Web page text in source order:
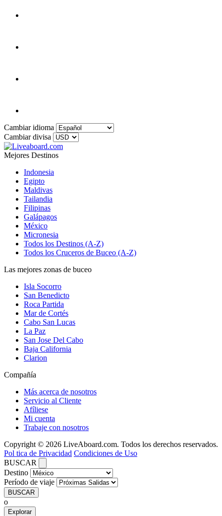
Cambiar idioma
Cambiar divisa
Mejores Destinos
Indonesia
Egipto
Maldivas
Tailandia
Filipinas
Galápagos
México
Micronesia
Todos los Destinos (A-Z)
Todos los Cruceros de Buceo (A-Z)
Las mejores zonas de buceo
Isla Socorro
San Benedicto
Roca Partida
Mar de Cortés
Cabo San Lucas
La Paz
San Jose Del Cabo
Baja California
Clarion
Compañía
Más acerca de nosotros
Servicio al Cliente
Afíliese
Mi cuenta
Trabaje con nosotros
Copyright © 2026 LiveAboard.com. Todos los derechos reservados.
Pol tica de Privacidad Condiciones de Uso
BUSCAR
Destino
Período de viaje
BUSCAR
o
Explorar